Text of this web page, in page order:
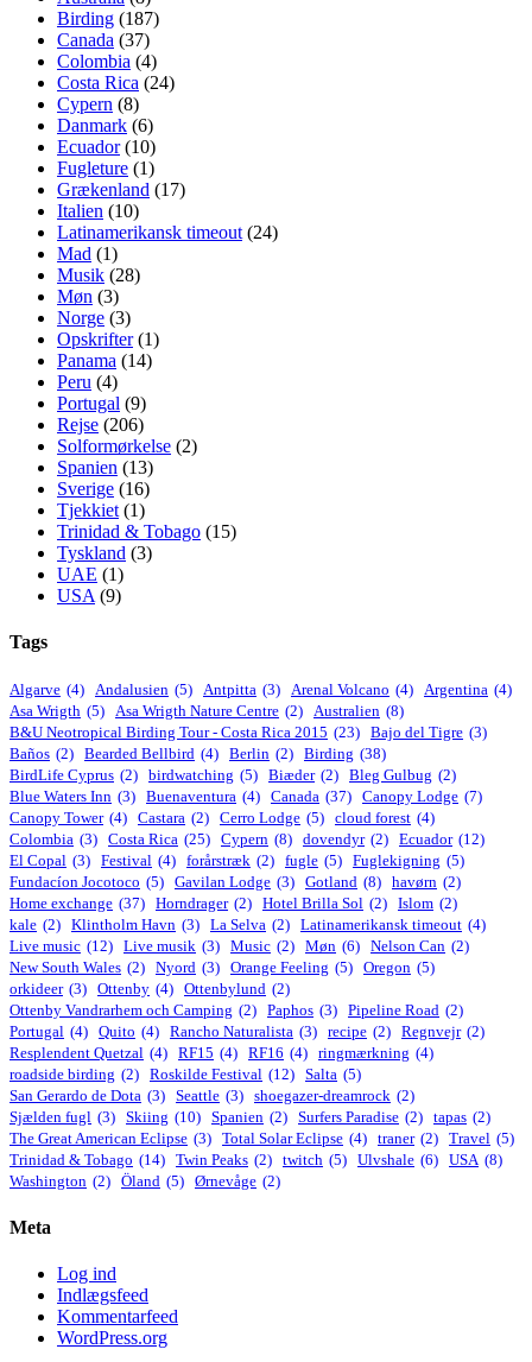
Birding (187)
Canada (37)
Colombia (4)
Costa Rica (24)
Cypern (8)
Danmark (6)
Ecuador(10)
Fugleture (1)
Grækenland (17)
Italien (10)
Latinamerikansk timeout (24)
Mad (1)
Musik (28)
Møn (3)
Norge (3)
Opskrifter(1)
Panama (14)
Peru (4)
Portugal (9)
Rejse (206)
Solformørkelse (2)
Spanien (13)
Sverige (16)
Tjekkiet (1)
Trinidad & Tobago (15)
Tyskland (3)
UAE (1)
USA (9)
Tags
Algarve (4) Andalusien (5) Antpitta (3) Arenal Volcano (4) Argentina (4)
Asa Wrigth (5) Asa Wrigth Nature Centre (2) Australien (8)
B&U Neotropical Birding Tour - Costa Rica 2015 (23) Bajo del Tigre (3)
Baños (2) Bearded Bellbird (4) Berlin (2) Birding (38)
BirdLife Cyprus (2) birdwatching (5) Biæder (2) Bleg Gulbug (2)
Blue Waters Inn (3) Buenaventura (4) Canada (37) Canopy Lodge (7)
Canopy Tower (4) Castara (2) Cerro Lodge (5) cloud forest (4)
Colombia (3) Costa Rica (25) Cypern (8) dovendyr (2) Ecuador (12)
El Copal (3) Festival (4) forårstræk (2) fugle (5) Fuglekigning (5)
Fundacíon Jocotoco (5) Gavilan Lodge (3) Gotland (8) havørn (2)
Home exchange (37) Horndrager (2) Hotel Brilla Sol (2) Islom (2)
kale (2) Klintholm Havn (3) La Selva (2) Latinamerikansk timeout (4)
Live music (12) Live musik (3) Music (2) Møn (6) Nelson Can (2)
New South Wales (2) Nyord (3) Orange Feeling (5) Oregon (5)
orkideer (3) Ottenby (4) Ottenbylund (2)
Ottenby Vandrarhem och Camping (2) Paphos (3) Pipeline Road (2)
Portugal (4) Quito (4) Rancho Naturalista (3) recipe (2) Regnvejr (2)
Resplendent Quetzal (4) RF15 (4) RF16 (4) ringmærkning (4)
roadside birding (2) Roskilde Festival (12) Salta (5)
San Gerardo de Dota (3) Seattle (3) shoegazer-dreamrock (2)
Sjælden fugl (3) Skiing (10) Spanien (2) Surfers Paradise (2) tapas (2)
The Great American Eclipse (3) Total Solar Eclipse (4) traner (2) Travel (5)
Trinidad & Tobago (14) Twin Peaks (2) twitch (5) Ulvshale (6) USA (8)
Washington (2) Öland (5) Ørnevåge (2)
Meta
Log ind
Indlægsfeed
Kommentarfeed
WordPress.org